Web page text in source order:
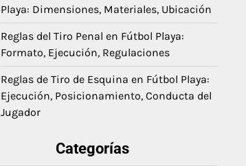
Playa: Dimensiones, Materiales, Ubicación
Reglas del Tiro Penal en Fútbol Playa:
Formato, Ejecución, Regulaciones
Reglas de Tiro de Esquina en Fútbol Playa:
Ejecución, Posicionamiento, Conducta del
Jugador
Categorías